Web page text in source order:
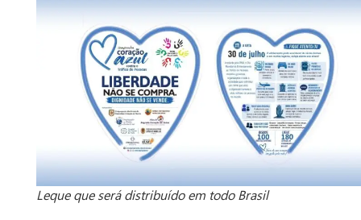
Leque que será distribuído em todo Brasil